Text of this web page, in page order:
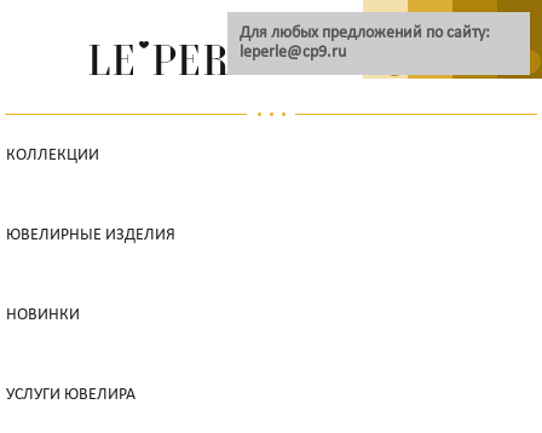
КОЛЛЕКЦИИ
ЮВЕЛИРНЫЕ ИЗДЕЛИЯ
НОВИНКИ
УСЛУГИ ЮВЕЛИРА
Для любых предложений по сайту:
leperle@cp9.ru